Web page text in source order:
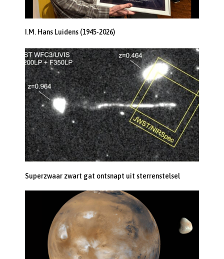
I.M. Hans Luidens (1945-2026)
Superzwaar zwart gat ontsnapt uit sterrenstelsel